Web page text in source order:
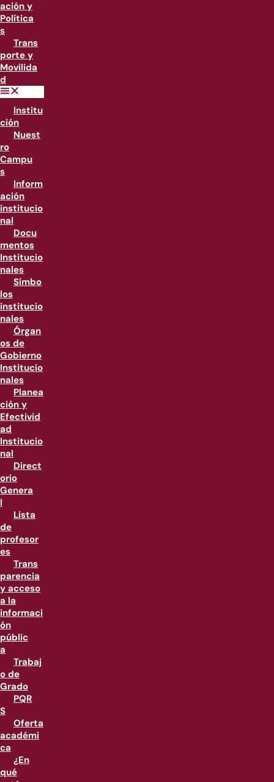
ación y
Política
s
Trans
porte y
Movilida
d
Institu
ción
Nuest
ro
Campu
s
Inform
ación
institucio
nal
Docu
mentos
Institucio
nales
Símbo
los
institucio
nales
Órgan
os de
Gobierno
Institucio
nales
Planea
ción y
Efectivid
ad
Institucio
nal
Direct
orio
Genera
l
Lista
de
profesor
es
Trans
parencia
y acceso
a la
informaci
ón
públic
a
Trabaj
o de
Grado
PQR
S
Oferta
académi
ca
¿En
qué